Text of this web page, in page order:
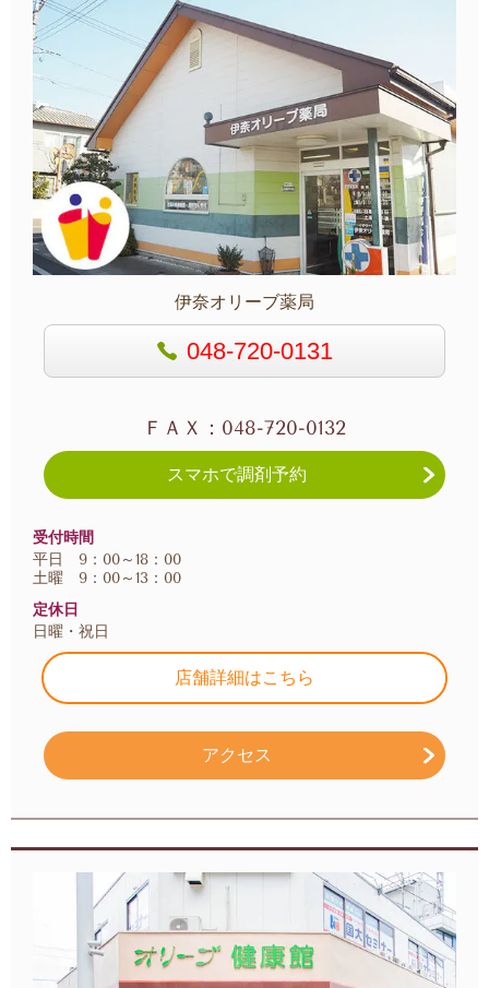
伊奈オリーブ薬局
048-720-0131
ＦＡＸ：048-720-0132
スマホで調剤予約
受付時間
平日 9：00～18：00
土曜 9：00～13：00
定休日
日曜・祝日
店舗詳細はこちら
アクセス